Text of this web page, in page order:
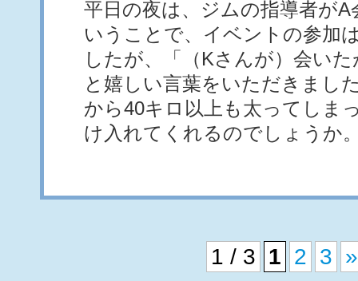
平日の夜は、ジムの指導者が
いうことで、イベントの参加
したが、「（Kさんが）会い
と嬉しい言葉をいただきまし
から40キロ以上も太ってしま
け入れてくれるのでしょうか
1 / 3 1 2 3 »